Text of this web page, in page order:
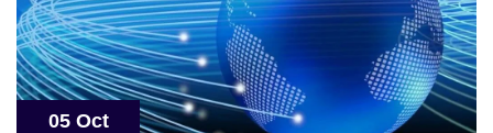
05 Oct